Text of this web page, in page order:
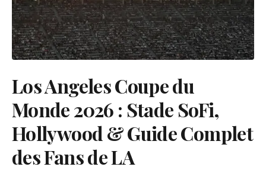
Los Angeles Coupe du
Monde 2026 : Stade SoFi,
Hollywood & Guide Complet
des Fans de LA